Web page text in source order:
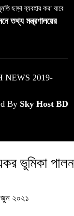
ছাড়া ব্যবহার করা যাবে
তথ্য মন্ত্রণালয়ের
NEWS 2019-
By Sky Host BD
ভুমিকা পালন
জুন ২০২১